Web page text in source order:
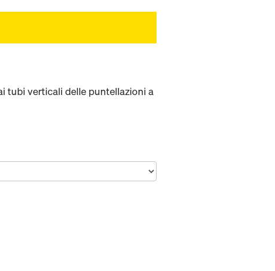
tubi verticali delle puntellazioni a